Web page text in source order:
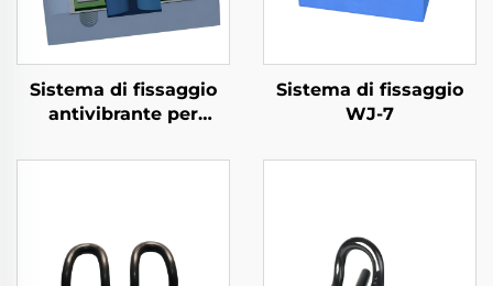
Sistema di fissaggio
antivibrante per
Sistema di fissaggio
WJ-7